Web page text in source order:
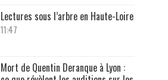
Lectures sous l’arbre en Haute-Loire
11:47
Mort de Quentin Deranque à Lyon :